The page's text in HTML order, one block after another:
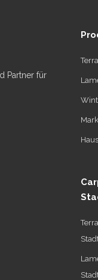
Partner für